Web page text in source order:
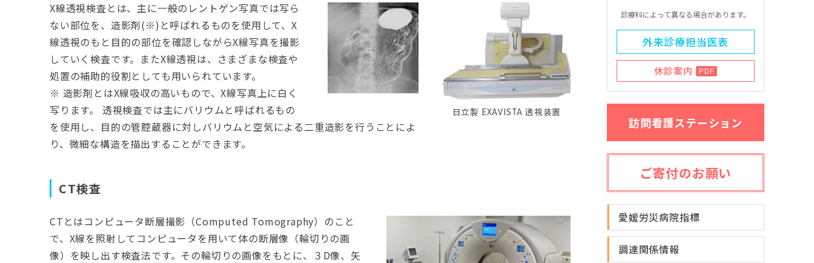
日立製 EXAVISTA 透視装置
X線透視検査とは、主に一般のレントゲン写真では写ら
ない部位を、造影剤(※)と呼ばれるものを使用して、X
線透視のもと目的の部位を確認しながらX線写真を撮影
していく検査です。またX線透視は、さまざまな検査や
処置の補助的役割としても用いられています。
※ 造影剤とはX線吸収の高いもので、X線写真上に白く
写ります。 透視検査では主にバリウムと呼ばれるもの
を使用し、目的の管腔蔵器に対しバリウムと空気による二重造影を行うことによ
り、微細な構造を描出することができます。
CT検査
CTとはコンピュータ断層撮影（Computed Tomography）のこと
で、X線を照射してコンピュータを用いて体の断層像（輪切りの画
像）を映し出す検査法です。その輪切りの画像をもとに、３D像、矢
診療科によって異なる場合があります。
外来診療担当医表
休診案内 PDF
訪問看護ステーション
ご寄付のお願い
愛媛労災病院指標
調達関係情報